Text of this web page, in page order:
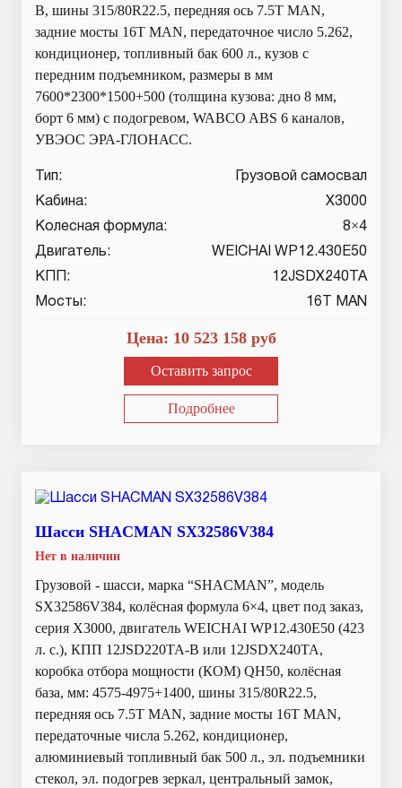
В, шины 315/80R22.5, передняя ось 7.5T MAN,
задние мосты 16T MAN, передаточное число 5.262,
кондиционер, топливный бак 600 л., кузов с
передним подъемником, размеры в мм
7600*2300*1500+500 (толщина кузова: дно 8 мм,
борт 6 мм) с подогревом, WABCO ABS 6 каналов,
УВЭОС ЭРА-ГЛОНАСС.
Тип:
Грузовой самосвал
Кабина:
X3000
Колесная формула:
8×4
Двигатель:
WEICHAI WP12.430E50
КПП:
12JSDX240TA
Мосты:
16T MAN
Цена: 10 523 158руб
Оставить запрос
Подробнее
Шасси SHACMAN SX32586V384
Нет в наличии
Грузовой - шасси, марка “SHACMAN”, модель
SX32586V384, колёсная формула 6×4, цвет под заказ,
серия X3000, двигатель WEICHAI WP12.430E50 (423
л. с.), КПП 12JSD220TA-B или 12JSDX240TA,
коробка отбора мощности (КОМ) QH50, колёсная
база, мм: 4575-4975+1400, шины 315/80R22.5,
передняя ось 7.5T MAN, задние мосты 16T MAN,
передаточные числа 5.262, кондиционер,
алюминиевый топливный бак 500 л., эл. подъемники
стекол, эл. подогрев зеркал, центральный замок,